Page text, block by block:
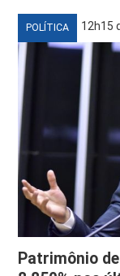
POLÍTICA 12h15
Patrimônio